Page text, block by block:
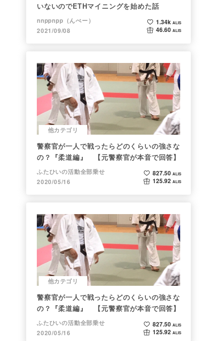
いないのでETHマイニングを始めた話
nnppnpp（んぺー）
2021/09/08
1.34k ALIS
46.60 ALIS
他カテゴリ
警察官が一人で戦ったらどのくらいの強さな
の？『柔道編』 【元警察官が本音で回答】
ふたひいの活動全部乗せ
2020/05/16
827.50 ALIS
125.92 ALIS
他カテゴリ
警察官が一人で戦ったらどのくらいの強さな
の？『柔道編』 【元警察官が本音で回答】
ふたひいの活動全部乗せ
2020/05/16
827.50 ALIS
125.92 ALIS